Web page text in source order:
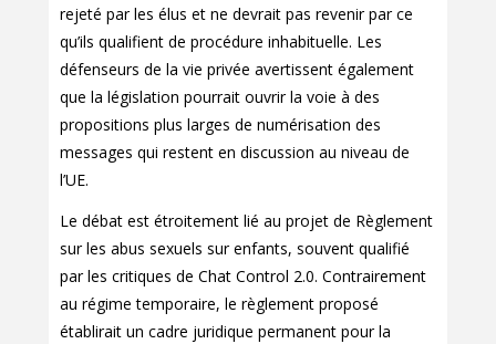
rejeté par les élus et ne devrait pas revenir par ce
qu’ils qualifient de procédure inhabituelle. Les
défenseurs de la vie privée avertissent également
que la législation pourrait ouvrir la voie à des
propositions plus larges de numérisation des
messages qui restent en discussion au niveau de
l’UE.
Le débat est étroitement lié au projet de Règlement
sur les abus sexuels sur enfants, souvent qualifié
par les critiques de Chat Control 2.0. Contrairement
au régime temporaire, le règlement proposé
établirait un cadre juridique permanent pour la